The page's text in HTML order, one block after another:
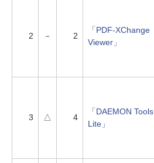
2 － 2
「PDF-XChange
Viewer」
3 △ 4
「DAEMON Tools
Lite」